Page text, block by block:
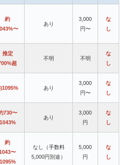
約
〜
あり
3,000
円〜
な
し
推定
超
不明 不明
な
し
1095% あり
3,000
円〜
な
し
730〜
1043%
あり
3,000
円
な
し
約
〜
1095%
なし（手数料
5,000円別途）
5,000
円
な
し